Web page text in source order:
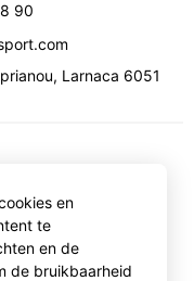
90
, Larnaca 6051
en
te
en de
de bruikbaarheid